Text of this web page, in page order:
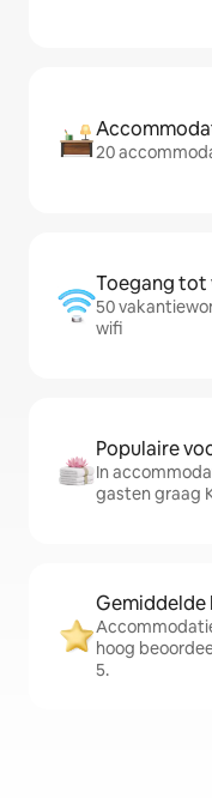
20
Toegang tot
50
wifi
Populaire
In
gasten graag
Gemiddelde
hoog
5.